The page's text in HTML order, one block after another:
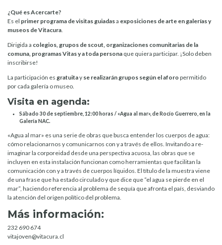
¿Qué es Acercarte?
Es el primer programa de visitas guiadasa exposiciones de arte en galerías y
museos de Vitacura.
Dirigida a colegios, grupos de scout, organizaciones comunitarias de la
comuna, programas Vitasy a toda persona que quiera participar. ¡Solo deben
inscribirse!
La participación es gratuitay se realizarán grupos según el aforo permitido
por cada galería o museo.
Visita en agenda:
Sábado 30 de septiembre, 12:00 horas / «Agua al mar», de Rocío Guerrero, en la
Galería NAC.
«Agua al mar» es una serie de obras que busca entender los cuerpos de agua:
cómo relacionarnos y comunicarnos con y a través de ellos. Invitando a re-
imaginar la corporeidad desde una perspectiva acuosa, las obras que se
incluyen en esta instalación funcionan como herramientas que facilitan la
comunicación con y a través de cuerpos líquidos. El título de la muestra viene
de una frase que ha estado circulado y que dice que “el agua se pierde en el
mar”, haciendo referencia al problema de sequía que afronta el país, desviando
la atención del origen político del problema.
Más información:
232 690 674
vitajoven@vitacura.cl